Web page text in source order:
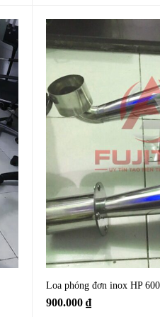
Loa phóng đơn inox HP
900.000 ₫